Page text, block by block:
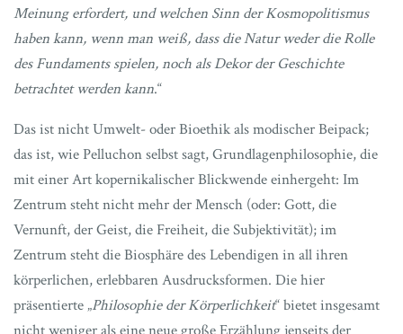
Meinung erfordert, und welchen Sinn der Kosmopolitismus
haben kann, wenn man weiß, dass die Natur weder die Rolle
des Fundaments spielen, noch als Dekor der Geschichte
betrachtet werden kann.“
Das ist nicht Umwelt- oder Bioethik als modischer Beipack;
das ist, wie Pelluchon selbst sagt, Grundlagenphilosophie, die
mit einer Art kopernikalischer Blickwende einhergeht: Im
Zentrum steht nicht mehr der Mensch (oder: Gott, die
Vernunft, der Geist, die Freiheit, die Subjektivität); im
Zentrum steht die Biosphäre des Lebendigen in all ihren
körperlichen, erlebbaren Ausdrucksformen. Die hier
präsentierte „Philosophie der Körperlichkeit“ bietet insgesamt